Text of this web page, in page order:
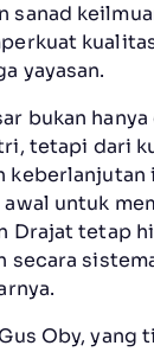
sanad
yayasan.
bukan
tetapi dari
keberlanjutan
untuk
Drajat tetap
secara
Oby, yang